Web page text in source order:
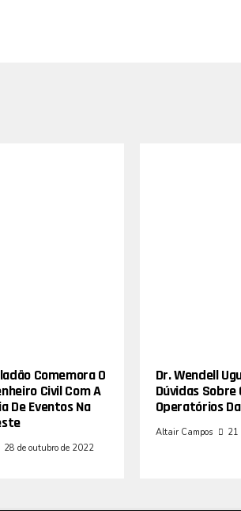
Comemora O
Civil Com A
De Eventos Na
28 de outubro de 2022
Dr. Wendell
Dúvidas Sobre
Operatórios
Altair Campos 21